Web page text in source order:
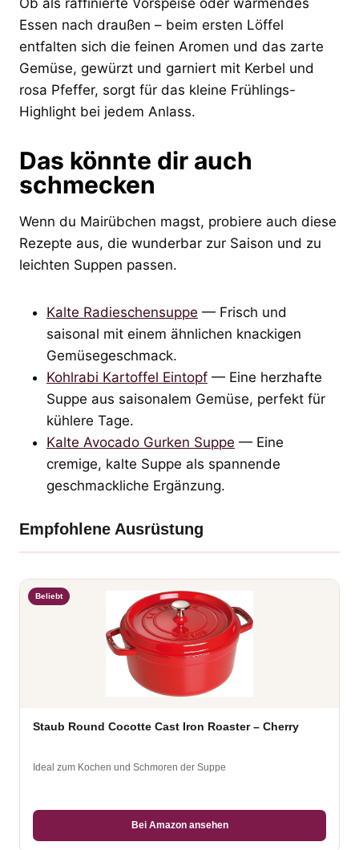
Essen nach draußen – beim ersten Löffel
entfalten sich die feinen Aromen und das zarte
Gemüse, gewürzt und garniert mit Kerbel und
rosa Pfeffer, sorgt für das kleine Frühlings-
Highlight bei jedem Anlass.
Das könnte dir auch
schmecken
Wenn du Mairübchen magst, probiere auch diese
Rezepte aus, die wunderbar zur Saison und zu
leichten Suppen passen.
Kalte Radieschensuppe — Frisch und
saisonal mit einem ähnlichen knackigen
Gemüsegeschmack.
Kohlrabi Kartoffel Eintopf — Eine herzhafte
Suppe aus saisonalem Gemüse, perfekt für
kühlere Tage.
Kalte Avocado Gurken Suppe — Eine
cremige, kalte Suppe als spannende
geschmackliche Ergänzung.
Empfohlene Ausrüstung
Beliebt
Staub Round Cocotte Cast Iron Roaster – Cherry
Ideal zum Kochen und Schmoren der Suppe
Bei Amazon ansehen